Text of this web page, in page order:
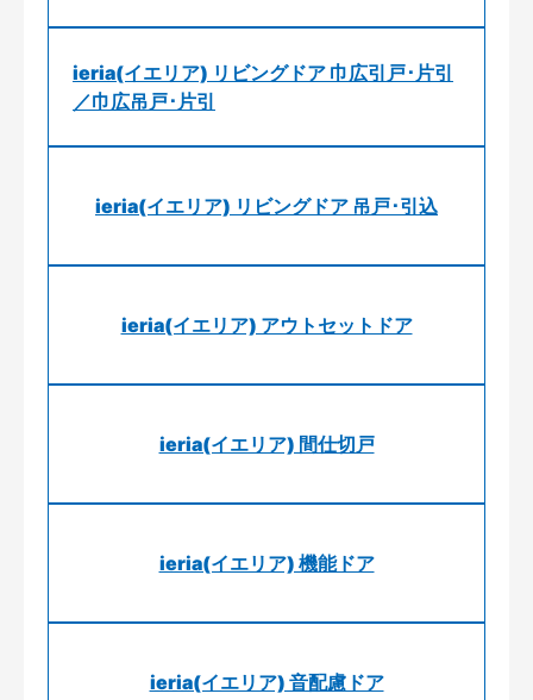
ieria(イエリア) リビングドア 巾広引戸･片引
／巾広吊戸･片引
ieria(イエリア) リビングドア 吊戸･引込
ieria(イエリア) アウトセットドア
ieria(イエリア) 間仕切戸
ieria(イエリア) 機能ドア
ieria(イエリア) 音配慮ドア